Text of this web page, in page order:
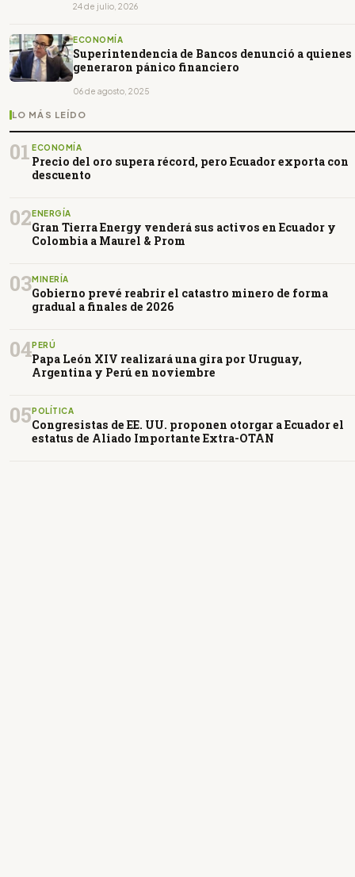
24 de julio, 2026
ECONOMÍA
Superintendencia de Bancos denunció a quienes
generaron pánico financiero
06 de agosto, 2025
LO MÁS LEÍDO
01 ECONOMÍA
Precio del oro supera récord, pero Ecuador exporta con
descuento
02ENERGÍA
Gran Tierra Energy venderá sus activos en Ecuador y
Colombia a Maurel & Prom
03MINERÍA
Gobierno prevé reabrir el catastro minero de forma
gradual a finales de 2026
04PERÚ
Papa León XIV realizará una gira por Uruguay,
Argentina y Perú en noviembre
05POLÍTICA
Congresistas de EE. UU. proponen otorgar a Ecuador el
estatus de Aliado Importante Extra-OTAN